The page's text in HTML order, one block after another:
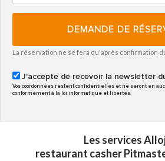
DEMANDE DE
La réservation ne se fera qu'après confirmation
J'accepte de recevoir la newsletter
Vos coordonnées restent confidentielles et ne seront en
conformément à la loi informatique et libertés.
Les services
restaurant casher